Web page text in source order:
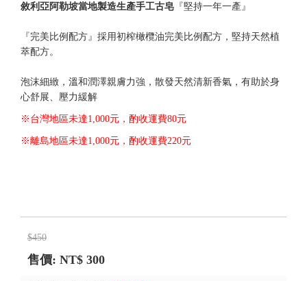
敘利亞阿勒坡當地製造生產手工古皂 『堅持一年一產』
『完美比例配方』採用初榨橄欖油完美比例配方，堅持天然植
萃配方。
泡沫細緻，溫和潤澤親膚力強，散發天然清新香氣，有助於身
心舒展、壓力緩解
※台灣地區未達1,000元，酌收運費80元
※離島地區未達1,000元，酌收運費220元
$450
售價: NT$ 300